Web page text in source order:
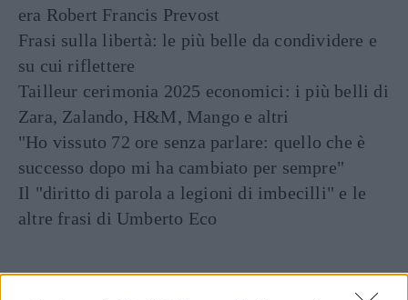
era Robert Francis Prevost
Frasi sulla libertà: le più belle da condividere e
su cui riflettere
Tailleur cerimonia 2025 economici: i più belli di
Zara, Zalando, H&M, Mango e altri
"Ho vissuto 72 ore senza parlare: quello che è
successo dopo mi ha cambiato per sempre"
Il "diritto di parola a legioni di imbecilli" e le
altre frasi di Umberto Eco